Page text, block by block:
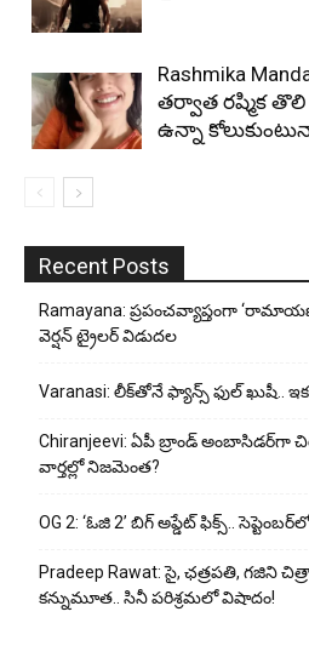
Rashmika
తర్వాత రష్మిక
ఉన్నా
Recent Posts
Ramayana: ప్రపంచవ్యాప్తంగా
వెర్షన్ ట్రైలర్ విడుదల
Varanasi: లీక్‌తోనే ఫ్యాన్స్ ఫుల్ ఖుషీ..
Chiranjeevi: ఏపీ బ్రాండ్ అంబాసిడర్‌గా
వార్తల్లో నిజమెంత?
OG 2: ‘ఓజి 2’ బిగ్ అప్డేట్ ఫిక్స్..
Pradeep Rawat: సై, ఛత్రపతి, గజిని
కన్నుమూత.. సినీ పరిశ్రమలో విషాదం!